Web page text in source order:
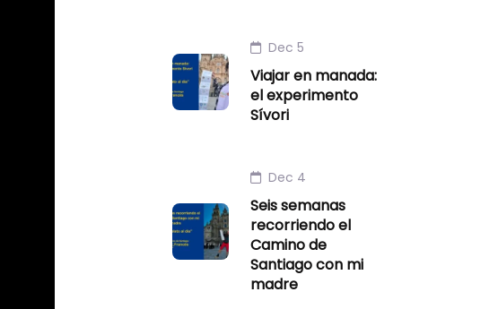
Dec 5
Viajar en manada:
el experimento
Sívori
Dec 4
Seis semanas
recorriendo el
Camino de
Santiago con mi
madre